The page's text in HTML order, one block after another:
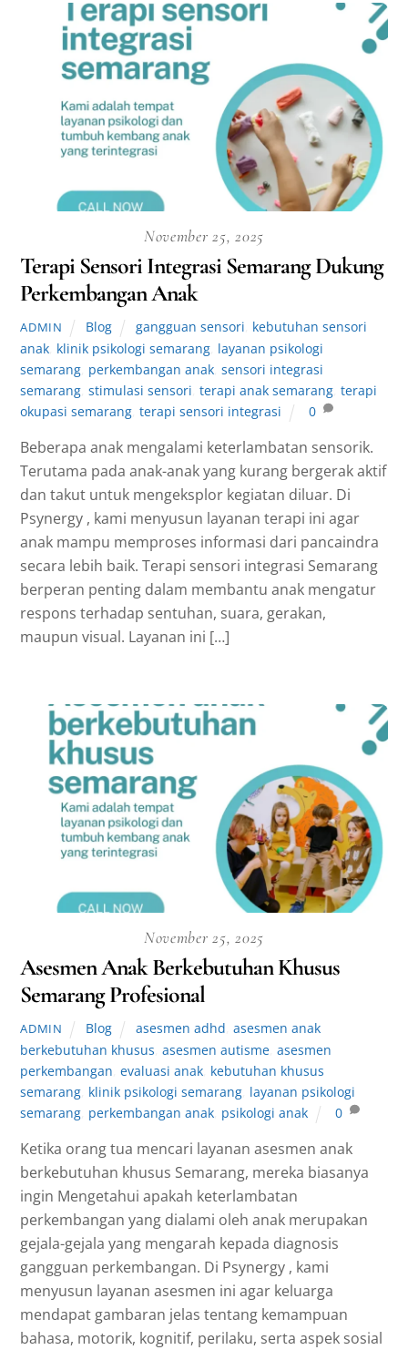
November 25, 2025
Terapi Sensori Integrasi Semarang Dukung
Perkembangan Anak
ADMIN Blog gangguan sensori kebutuhan sensori
anak klinik psikologi semarang layanan psikologi
semarang perkembangan anak ,sensori integrasi
semarang ,stimulasi sensori ,terapi anak semarang ,terapi
okupasi semarang ,terapi sensori integrasi 0
Beberapa anak mengalami keterlambatan sensorik.
Terutama pada anak-anak yang kurang bergerak aktif
dan takut untuk mengeksplor kegiatan diluar. Di
Psynergy , kami menyusun layanan terapi ini agar
anak mampu memproses informasi dari pancaindra
secara lebih baik. Terapi sensori integrasi Semarang
berperan penting dalam membantu anak mengatur
respons terhadap sentuhan, suara, gerakan,
maupun visual. Layanan ini […]
November 25, 2025
Asesmen Anak Berkebutuhan Khusus
Semarang Profesional
ADMIN Blog asesmen adhd asesmen anak
berkebutuhan khusus ,asesmen autisme ,asesmen
perkembangan ,evaluasi anak kebutuhan khusus
semarang klinik psikologi semarang layanan psikologi
semarang perkembangan anak psikologi anak 0
Ketika orang tua mencari layanan asesmen anak
berkebutuhan khusus Semarang, mereka biasanya
ingin Mengetahui apakah keterlambatan
perkembangan yang dialami oleh anak merupakan
gejala-gejala yang mengarah kepada diagnosis
gangguan perkembangan. Di Psynergy , kami
menyusun layanan asesmen ini agar keluarga
mendapat gambaran jelas tentang kemampuan
bahasa, motorik, kognitif, perilaku, serta aspek sosial